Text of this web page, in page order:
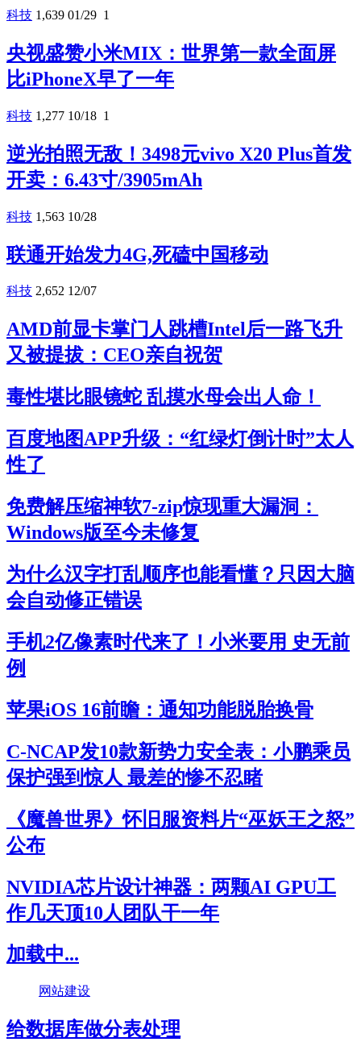
科技 1,639 01/29 1
央视盛赞小米MIX：世界第一款全面屏
比iPhoneX早了一年
科技 1,277 10/18 1
逆光拍照无敌！3498元vivo X20 Plus首发
开卖：6.43寸/3905mAh
科技 1,563 10/28
联通开始发力4G,死磕中国移动
科技 2,652 12/07
AMD前显卡掌门人跳槽Intel后一路飞升
又被提拔：CEO亲自祝贺
毒性堪比眼镜蛇 乱摸水母会出人命！
百度地图APP升级：“红绿灯倒计时”太人
性了
免费解压缩神软7-zip惊现重大漏洞：
Windows版至今未修复
为什么汉字打乱顺序也能看懂？只因大脑
会自动修正错误
手机2亿像素时代来了！小米要用 史无前
例
苹果iOS 16前瞻：通知功能脱胎换骨
C-NCAP发10款新势力安全表：小鹏乘员
保护强到惊人 最差的惨不忍睹
《魔兽世界》怀旧服资料片“巫妖王之怒”
公布
NVIDIA芯片设计神器：两颗AI GPU工
作几天顶10人团队干一年
加载中...
网站建设
给数据库做分表处理